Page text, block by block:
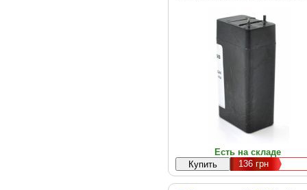
Есть на складе
136грн